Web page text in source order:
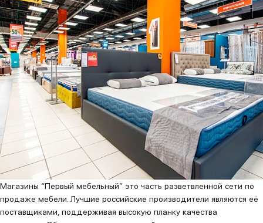
Магазины “Первый мебельный” это часть разветвленной сети по
продаже мебели. Лучшие российские производители являются её
поставщиками, поддерживая высокую планку качества